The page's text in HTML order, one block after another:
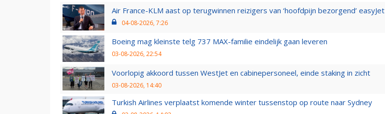
Air France-KLM aast op terugwinnen reizigers van ‘hoofdpijn bezorgend’ easyJet
04-08-2026, 7:26
Boeing mag kleinste telg 737 MAX-familie eindelijk gaan leveren
03-08-2026, 22:54
Voorlopig akkoord tussen WestJet en cabinepersoneel, einde staking in zicht
03-08-2026, 14:40
Turkish Airlines verplaatst komende winter tussenstop op route naar Sydney